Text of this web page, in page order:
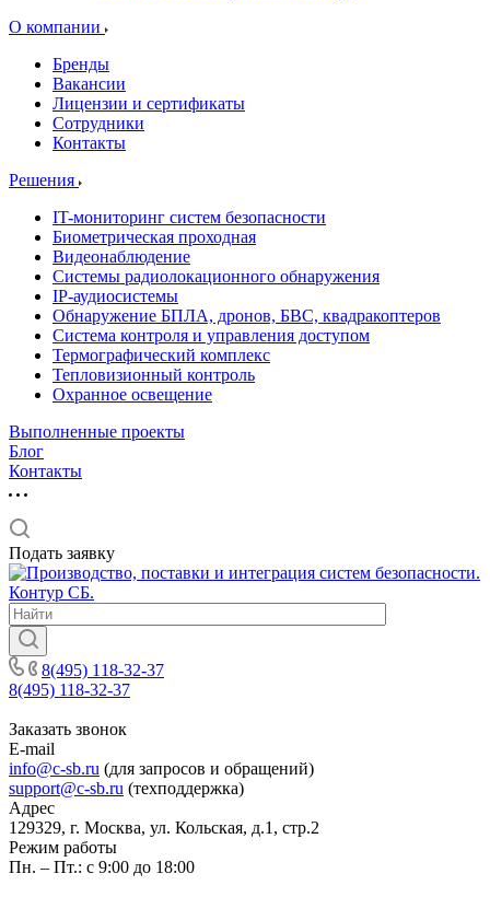
О компании
Бренды
Вакансии
Лицензии и сертификаты
Сотрудники
Контакты
Решения
IT-мониторинг систем безопасности
Биометрическая проходная
Видеонаблюдение
Системы радиолокационного обнаружения
IP-аудиосистемы
Обнаружение БПЛА, дронов, БВС, квадракоптеров
Система контроля и управления доступом
Термографический комплекс
Тепловизионный контроль
Охранное освещение
Выполненные проекты
Блог
Контакты
Подать заявку
8(495) 118-32-37
8(495) 118-32-37
Заказать звонок
E-mail
info@c-sb.ru (для запросов и обращений)
support@c-sb.ru (техподдержка)
Адрес
129329, г. Москва, ул. Кольская, д.1, стр.2
Режим работы
Пн. – Пт.: с 9:00 до 18:00